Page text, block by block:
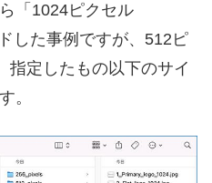
「1024ピクセル
した事例ですが、512ピ
指定したもの以下のサイ
。